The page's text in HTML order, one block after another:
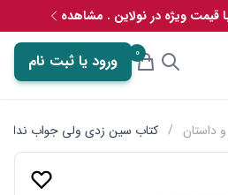
قیمت ویژه در نولاین . مشاهده
0 ورود یا ثبت نام
داستان / کتاب سین زدی ولی جواب ندادی